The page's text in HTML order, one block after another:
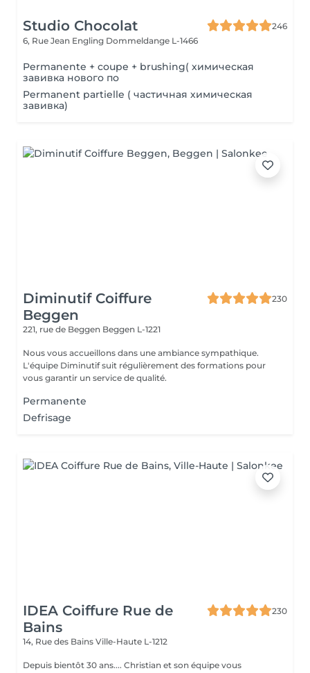
Studio Chocolat
246
6, Rue Jean Engling Dommeldange L-1466
Permanente + coupe + brushing( химическая
завивка нового по
Permanent partielle ( частичная химическая
завивка)
Diminutif Coiffure
Beggen
230
221, rue de Beggen Beggen L-1221
Nous vous accueillons dans une ambiance sympathique.
L'équipe Diminutif suit régulièrement des formations pour
vous garantir un service de qualité.
Permanente
Defrisage
IDEA Coiffure Rue de
Bains
230
14, Rue des Bains Ville-Haute L-1212
Depuis bientôt 30 ans.... Christian et son équipe vous